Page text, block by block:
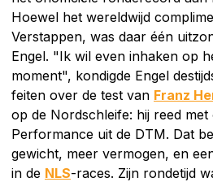
Hoewel het wereldwijd
Verstappen, was daar één
Engel. "Ik wil even inhaken op
moment", kondigde Engel
feiten over de test van Franz
op de Nordschleife: hij reed
Performance uit de DTM. Dat
gewicht, meer vermogen, en
in de NLS-races. Zijn rondetijd